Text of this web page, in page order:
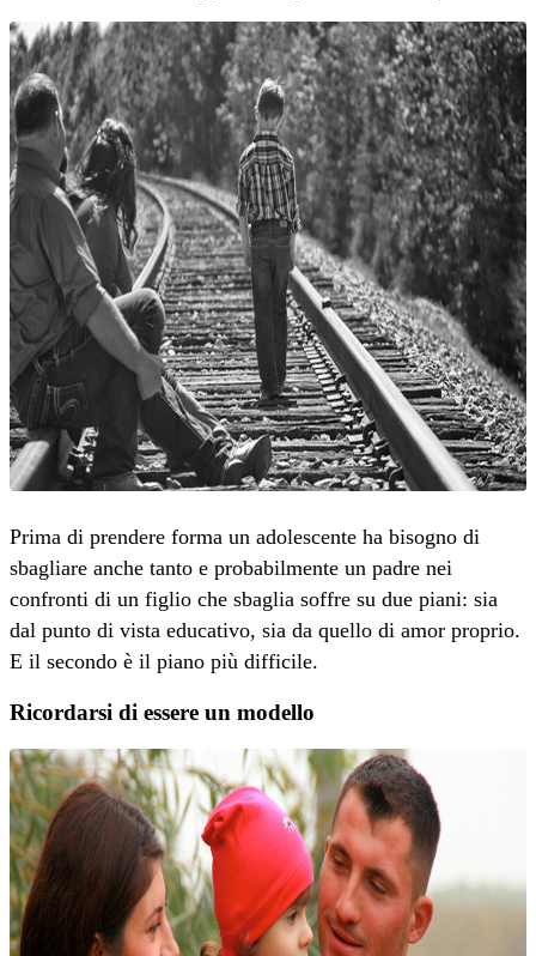
Prima di prendere forma un adolescente ha bisogno di
sbagliare anche tanto e probabilmente un padre nei
confronti di un figlio che sbaglia soffre su due piani: sia
dal punto di vista educativo, sia da quello di amor proprio.
E il secondo è il piano più difficile.
Ricordarsi di essere un modello